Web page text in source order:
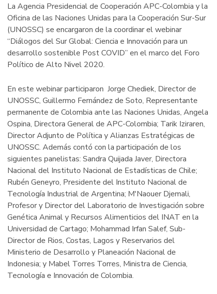
La Agencia Presidencial de Cooperación APC-Colombia y la
Oficina de las Naciones Unidas para la Cooperación Sur-Sur
(UNOSSC) se encargaron de la coordinar el webinar
“Diálogos del Sur Global: Ciencia e Innovación para un
desarrollo sostenible Post COVID” en el marco del Foro
Político de Alto Nivel 2020.
En este webinar participaron Jorge Chediek, Director de
UNOSSC, Guillermo Fernández de Soto, Representante
permanente de Colombia ante las Naciones Unidas, Angela
Ospina, Directora General de APC-Colombia; Tarik Iziraren,
Director Adjunto de Política y Alianzas Estratégicas de
UNOSSC. Además contó con la participación de los
siguientes panelistas: Sandra Quijada Javer, Directora
Nacional del Instituto Nacional de Estadísticas de Chile;
Rubén Geneyro, Presidente del Instituto Nacional de
Tecnología Industrial de Argentina; M'Naouer Djemali,
Profesor y Director del Laboratorio de Investigación sobre
Genética Animal y Recursos Alimenticios del INAT en la
Universidad de Cartago; Mohammad Irfan Salef, Sub-
Director de Rios, Costas, Lagos y Reservarios del
Ministerio de Desarrollo y Planeación Nacional de
Indonesia; y Mabel Torres Torres, Ministra de Ciencia,
Tecnología e Innovación de Colombia.